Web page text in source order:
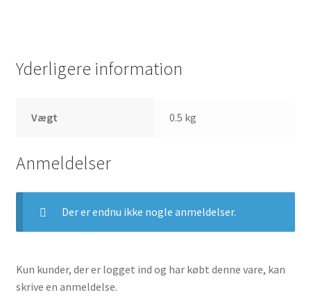
Yderligere information
Vægt 0.5 kg
Anmeldelser
Der er endnu ikke nogle anmeldelser.
Kun kunder, der er logget ind og har købt denne vare, kan
skrive en anmeldelse.